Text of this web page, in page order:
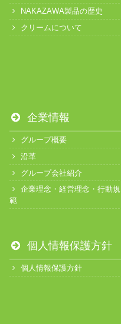
NAKAZAWA製品の歴史
クリームについて
企業情報
グループ概要
沿革
グループ会社紹介
企業理念・経営理念・行動規
範
個人情報保護方針
個人情報保護方針